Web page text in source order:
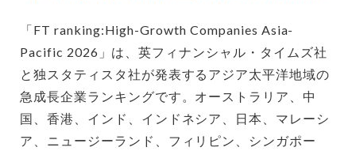
「FT ranking:High-Growth Companies Asia-
Pacific 2026」は、英フィナンシャル・タイムズ社
と独スタティスタ社が発表するアジア太平洋地域の
急成長企業ランキングです。オーストラリア、中
国、香港、インド、インドネシア、日本、マレーシ
ア、ニュージーランド、フィリピン、シンガポー